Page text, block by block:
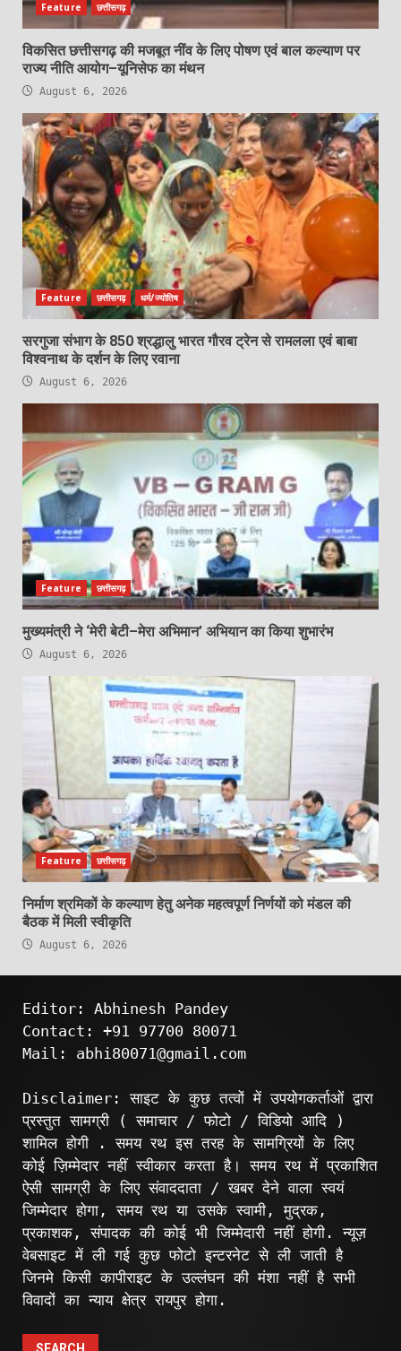
Feature छत्तीसगढ़
विकसित छत्तीसगढ़ की मजबूत नींव के लिए पोषण एवं बाल कल्याण पर
राज्य नीति आयोग–यूनिसेफ का मंथन
August 6, 2026
Feature छत्तीसगढ़ धर्म/ज्योतिष
सरगुजा संभाग के 850 श्रद्धालु भारत गौरव ट्रेन से रामलला एवं बाबा
विश्वनाथ के दर्शन के लिए रवाना
August 6, 2026
Feature छत्तीसगढ़
मुख्यमंत्री ने ‘मेरी बेटी–मेरा अभिमान’ अभियान का किया शुभारंभ
August 6, 2026
Feature छत्तीसगढ़
निर्माण श्रमिकों के कल्याण हेतु अनेक महत्वपूर्ण निर्णयों को मंडल की
बैठक में मिली स्वीकृति
August 6, 2026
Editor: Abhinesh Pandey
Contact: +91 97700 80071
Mail: abhi80071@gmail.com
Disclaimer: साइट के कुछ तत्वों में उपयोगकर्ताओं द्वारा
प्रस्तुत सामग्री ( समाचार / फोटो / विडियो आदि )
शामिल होगी . समय रथ इस तरह के सामग्रियों के लिए
कोई ज़िम्मेदार नहीं स्वीकार करता है। समय रथ में प्रकाशित
ऐसी सामग्री के लिए संवाददाता / खबर देने वाला स्वयं
जिम्मेदार होगा, समय रथ या उसके स्वामी, मुद्रक,
प्रकाशक, संपादक की कोई भी जिम्मेदारी नहीं होगी. न्यूज़
वेबसाइट में ली गई कुछ फोटो इन्टरनेट से ली जाती है
जिनमे किसी कापीराइट के उल्लंघन की मंशा नहीं है सभी
विवादों का न्याय क्षेत्र रायपुर होगा.